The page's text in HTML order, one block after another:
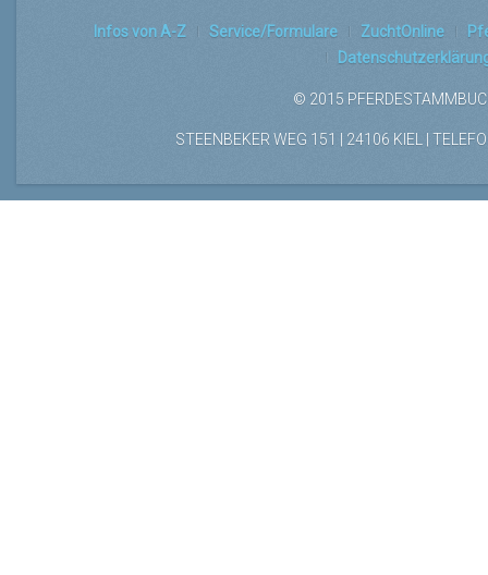
Infos von A-Z Service/Formulare ZuchtOnline
© 2015
STEENBEKER WEG 151 | 24106 KIEL |